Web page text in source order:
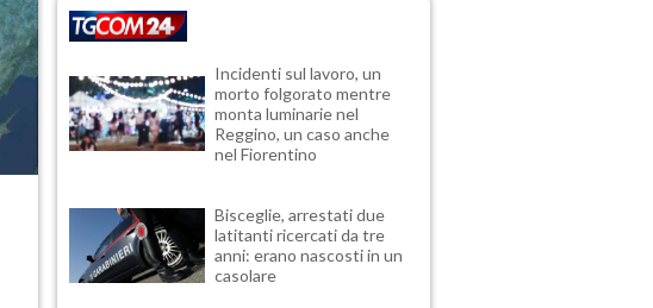
Incidenti sul lavoro, un
morto folgorato mentre
monta luminarie nel
Reggino, un caso anche
nel Fiorentino
Bisceglie, arrestati due
latitanti ricercati da tre
anni: erano nascosti in un
casolare